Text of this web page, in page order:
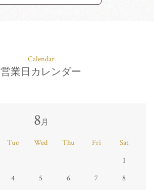
Calendar
営業日カレンダー
8月
Tue Wed Thu Fri
Sat
1
4 5 6 7
8